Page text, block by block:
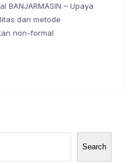
BANJARMASIN – Upaya
dan metode
non-formal
Search